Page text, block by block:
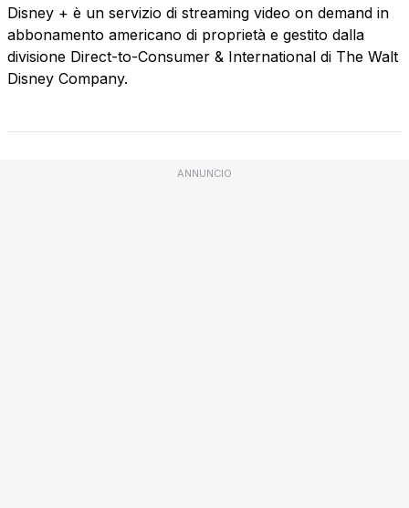
Disney + è un servizio di streaming video on demand in
abbonamento americano di proprietà e gestito dalla
divisione Direct-to-Consumer & International di The Walt
Disney Company.
ANNUNCIO